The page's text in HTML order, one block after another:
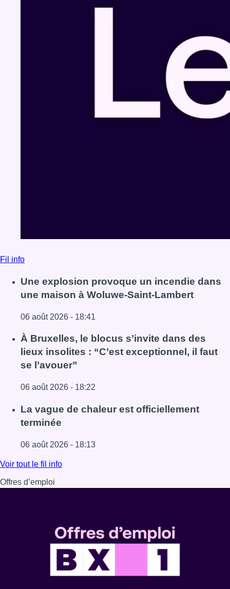
Fil info
Une explosion provoque un incendie dans
une maison à Woluwe-Saint-Lambert
06 août 2026 - 18:41
Lire l'article Une explosion provoque un incendie dans
À Bruxelles, le blocus s’invite dans des
lieux insolites : “C’est exceptionnel, il faut
se l’avouer”
06 août 2026 - 18:22
Lire l'article À Bruxelles, le blocus s’invite dans des lieux
La vague de chaleur est officiellement
terminée
06 août 2026 - 18:13
Lire l'article La vague de chaleur est officiellement
Voir tout le fil info
Offres d’emploi